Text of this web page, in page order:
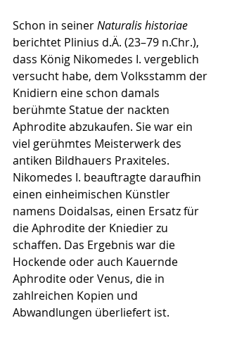
Schon in seiner Naturalis historiae
berichtet Plinius d.Ä. (23–79 n.Chr.),
dass König Nikomedes I. vergeblich
versucht habe, dem Volksstamm der
Knidiern eine schon damals
berühmte Statue der nackten
Aphrodite abzukaufen. Sie war ein
viel gerühmtes Meisterwerk des
antiken Bildhauers Praxiteles.
Nikomedes I. beauftragte daraufhin
einen einheimischen Künstler
namens Doidalsas, einen Ersatz für
die Aphrodite der Kniedier zu
schaffen. Das Ergebnis war die
Hockende oder auch Kauernde
Aphrodite oder Venus, die in
zahlreichen Kopien und
Abwandlungen überliefert ist.